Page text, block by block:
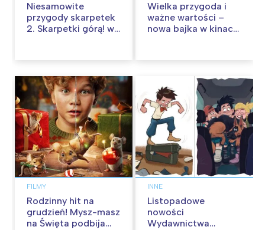
Niesamowite
przygody skarpetek
2. Skarpetki górą! w
Wielka przygoda i
ważne wartości –
nowa bajka w kinach
FILMY
Rodzinny hit na
grudzień! Mysz-masz
na Święta podbija
INNE
Listopadowe
nowości
Wydawnictwa